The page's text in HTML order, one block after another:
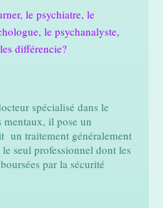
le psychiatre, le
le psychanalyste,
différencie?
spécialisé dans le
mentaux, il pose un
un traitement généralement
seul professionnel dont les
par la sécurité